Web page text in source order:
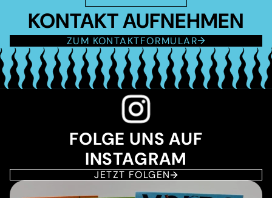
KONTAKT AUFNEHMEN
ZUM KONTAKTFORMULAR
FOLGE UNS AUF
INSTAGRAM
JETZT FOLGEN